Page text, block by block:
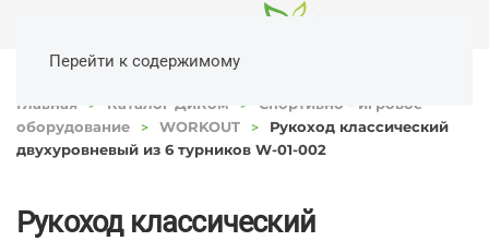
Перейти к содержимому
Главная Каталог ДиКом
Спортивно - игровое
оборудование
WORKOUT
Рукоход классический
двухуровневый из 6 турников W-01-002
Рукоход классический